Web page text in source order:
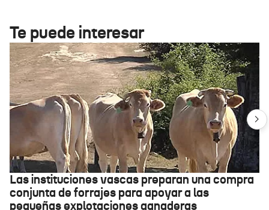
Te puede interesar
Las instituciones vascas preparan una compra
conjunta de forrajes para apoyar a las
pequeñas explotaciones ganaderas